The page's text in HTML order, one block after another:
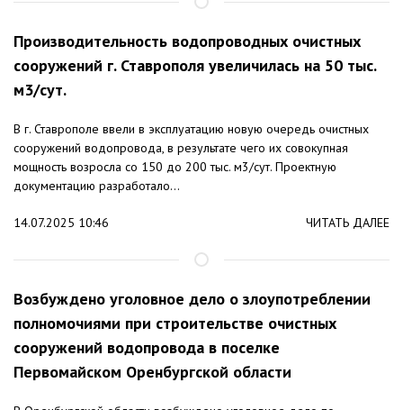
Производительность водопроводных очистных
сооружений г. Ставрополя увеличилась на 50 тыс.
м3/сут.
В г. Ставрополе ввели в эксплуатацию новую очередь очистных
сооружений водопровода, в результате чего их совокупная
мощность возросла со 150 до 200 тыс. м3/сут. Проектную
документацию разработало...
14.07.2025 10:46 ЧИТАТЬ ДАЛЕЕ
Возбуждено уголовное дело о злоупотреблении
полномочиями при строительстве очистных
сооружений водопровода в поселке
Первомайском Оренбургской области